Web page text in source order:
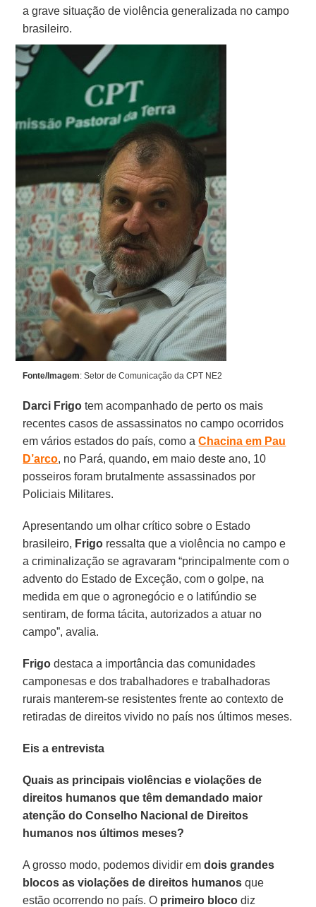
a grave situação de violência generalizada no campo
brasileiro.
Fonte/Imagem: Setor de Comunicação da CPT NE2
Darci Frigo tem acompanhado de perto os mais
recentes casos de assassinatos no campo ocorridos
em vários estados do país, como aChacina em Pau
D’arco, no Pará, quando, em maio deste ano, 10
posseiros foram brutalmente assassinados por
Policiais Militares.
Apresentando um olhar crítico sobre o Estado
brasileiro, Frigo ressalta que a violência no campo e
a criminalização se agravaram “principalmente com o
advento do Estado de Exceção, com o golpe, na
medida em que o agronegócio e o latifúndio se
sentiram, de forma tácita, autorizados a atuar no
campo”, avalia.
Frigo destaca a importância das comunidades
camponesas e dos trabalhadores e trabalhadoras
rurais manterem-se resistentes frente ao contexto de
retiradas de direitos vivido no país nos últimos meses.
Eis a entrevista
Quais as principais violências e violações de
direitos humanos que têm demandado maior
atenção do Conselho Nacional de Direitos
humanos nos últimos meses?
A grosso modo, podemos dividir emdois grandes
blocos as violações de direitos humanos que
estão ocorrendo no país. O primeiro bloco diz